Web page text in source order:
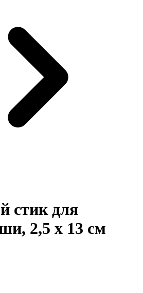
стик для
2,5 х 13 см